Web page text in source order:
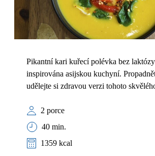
Pikantní kari kuřecí polévka bez
inspirována asijskou kuchyní.
udělejte si zdravou verzi tohoto
2 porce
40 min.
1359 kcal